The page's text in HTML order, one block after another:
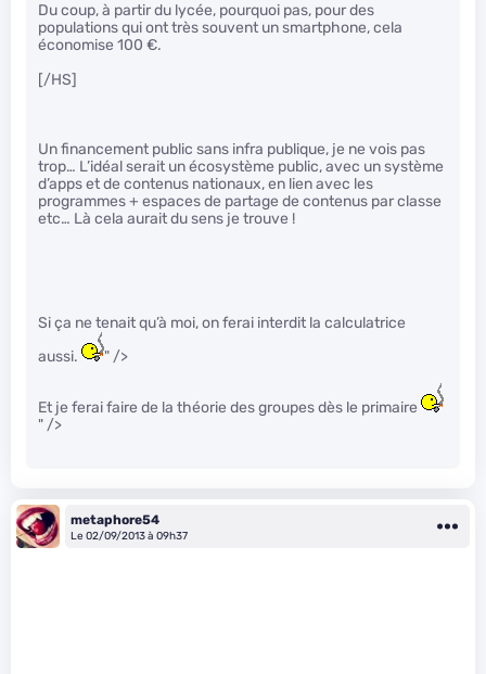
Du coup, à partir du lycée, pourquoi pas, pour des
populations qui ont très souvent un smartphone, cela
économise 100 €.
[/HS]
Un financement public sans infra publique, je ne vois pas
trop… L’idéal serait un écosystème public, avec un système
d’apps et de contenus nationaux, en lien avec les
programmes + espaces de partage de contenus par classe
etc… Là cela aurait du sens je trouve !
Si ça ne tenait qu’à moi, on ferai interdit la calculatrice
aussi.
" />
Et je ferai faire de la théorie des groupes dès le primaire
" />
metaphore54
Le 02/09/2013 à 09h37